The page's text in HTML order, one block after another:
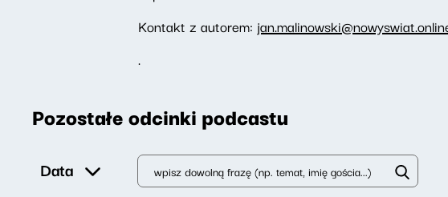
Kontakt z autorem:
.
Pozostałe odcinki podcastu
Data